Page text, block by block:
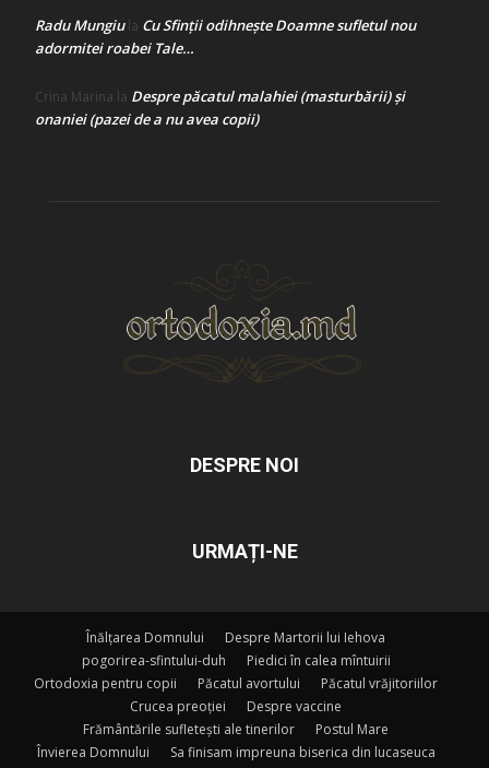
Radu Mungiula Cu Sfinții odihnește Doamne sufletul nou
adormitei roabei Tale…
Crina Marina la Despre păcatul malahiei (masturbării) şi
onaniei (pazei de a nu avea copii)
DESPRE NOI
URMAȚI-NE
Înălțarea Domnului
Despre Martorii lui Iehova
pogorirea-sfintului-duh
Piedici în calea mîntuirii
Ortodoxia pentru copii
Păcatul avortului
Păcatul vrăjitoriilor
Crucea preoției
Despre vaccine
Frământările sufletești ale tinerilor
Postul Mare
Învierea Domnului
Sa finisam impreuna biserica din lucaseuca